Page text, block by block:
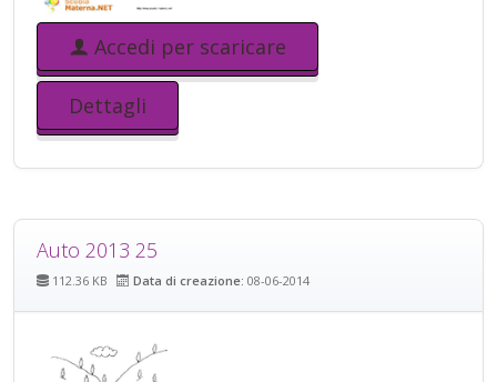
Accedi per scaricare
Dettagli
Auto 2013 25
112.36 KB Data di creazione: 08-06-2014